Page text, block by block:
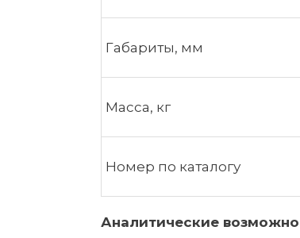
Габариты, мм
Масса, кг
Номер по каталогу
Аналитические